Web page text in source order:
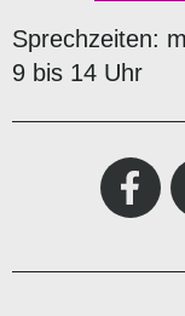
Sprechzeiten:
9 bis 14 Uhr